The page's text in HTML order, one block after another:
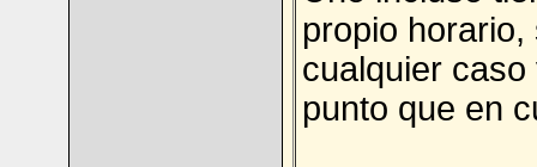
propio horario,
cualquier
punto que en